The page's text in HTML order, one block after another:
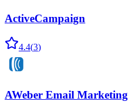
ActiveCampaign
4.4(3)
AWeber Email Marketing